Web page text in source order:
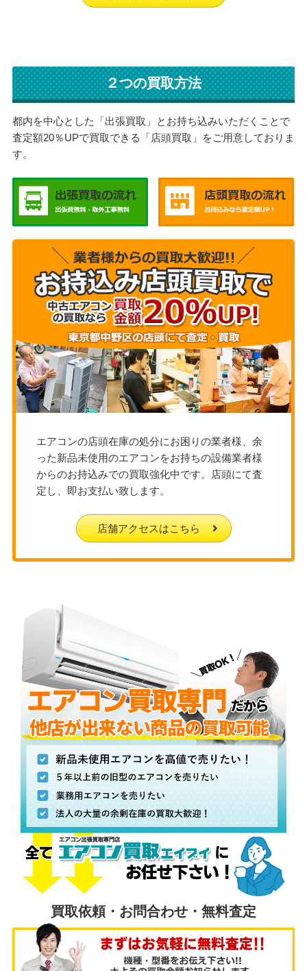
２つの買取方法
都内を中心とした「出張買取」とお持ち込みいただくことで
査定額20％UPで買取できる「店頭買取」をご用意しておりま
す。
エアコンの店頭在庫の処分にお困りの業者様、余
った新品未使用のエアコンをお持ちの設備業者様
からのお持込みでの買取強化中です。店頭にて査
定し、即お支払い致します。
店舗アクセスはこちら
買取依頼・お問合わせ・無料査定